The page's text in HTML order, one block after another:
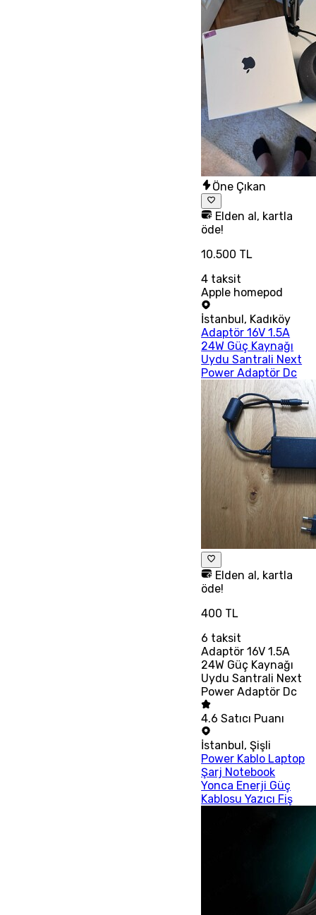
Öne Çıkan
Elden al, kartla
öde!
10.500 TL
4 taksit
Apple homepod
İstanbul , Kadıköy
Adaptör 16V 1.5A
24W Güç Kaynağı
Uydu Santrali Next
Power Adaptör Dc
Elden al, kartla
öde!
400 TL
6 taksit
Adaptör 16V 1.5A
24W Güç Kaynağı
Uydu Santrali Next
Power Adaptör Dc
4.6 Satıcı Puanı
İstanbul,Şişli
Power Kablo Laptop
Şarj Notebook
Yonca Enerji Güç
Kablosu Yazıcı Fiş